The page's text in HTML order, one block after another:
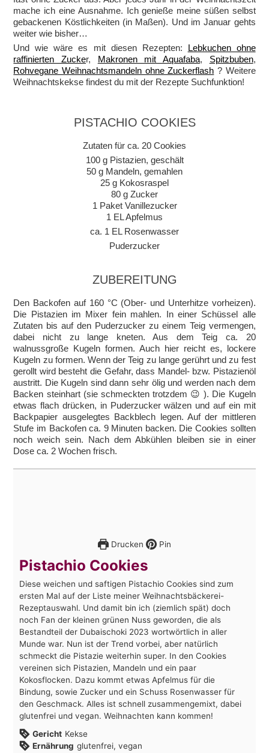
mache ich eine Ausnahme. Ich genieße meine süßen selbst
gebackenen Köstlichkeiten (in Maßen). Und im Januar gehts
weiter wie bisher…
Und wie wäre es mit diesen Rezepten: Lebkuchen ohne
raffinierten Zucker, Makronen mit Aquafaba, Spitzbuben,
Rohvegane Weihnachtsmandeln ohne Zuckerflash ? Weitere
Weihnachtskekse findest du mit der Rezepte Suchfunktion!
PISTACHIO COOKIES
Zutaten für ca. 20 Cookies
100 g Pistazien, geschält
50 g Mandeln, gemahlen
25 g Kokosraspel
80 g Zucker
1 Paket Vanillezucker
1 EL Apfelmus
ca. 1 EL Rosenwasser
Puderzucker
ZUBEREITUNG
Den Backofen auf 160 °C (Ober- und Unterhitze vorheizen).
Die Pistazien im Mixer fein mahlen. In einer Schüssel alle
Zutaten bis auf den Puderzucker zu einem Teig vermengen,
dabei nicht zu lange kneten. Aus dem Teig ca. 20
walnussgroße Kugeln formen. Auch hier reicht es, lockere
Kugeln zu formen. Wenn der Teig zu lange gerührt und zu fest
gerollt wird besteht die Gefahr, dass Mandel- bzw. Pistazienöl
austritt. Die Kugeln sind dann sehr ölig und werden nach dem
Backen steinhart (sie schmeckten trotzdem 😉 ). Die Kugeln
etwas flach drücken, in Puderzucker wälzen und auf ein mit
Backpapier ausgelegtes Backblech legen. Auf der mittleren
Stufe im Backofen ca. 9 Minuten backen. Die Cookies sollten
noch weich sein. Nach dem Abkühlen bleiben sie in einer
Dose ca. 2 Wochen frisch.
Drucken Pin
Pistachio Cookies
Diese weichen und saftigen Pistachio Cookies sind zum
ersten Mal auf der Liste meiner Weihnachtsbäckerei-
Rezeptauswahl. Und damit bin ich (ziemlich spät) doch
noch Fan der kleinen grünen Nuss geworden, die als
Bestandteil der Dubaischoki 2023 wortwörtlich in aller
Munde war. Nun ist der Trend vorbei, aber natürlich
schmeckt die Pistazie weiterhin super. In den Cookies
vereinen sich Pistazien, Mandeln und ein paar
Kokosflocken. Dazu kommt etwas Apfelmus für die
Bindung, sowie Zucker und ein Schuss Rosenwasser für
den Geschmack. Alles ist schnell zusammengemixt, dabei
glutenfrei und vegan. Weihnachten kann kommen!
Gericht Kekse
Ernährung glutenfrei, vegan